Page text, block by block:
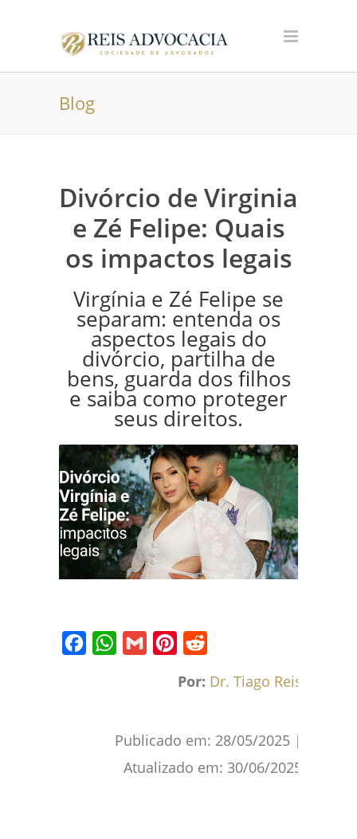
Blog
Divórcio de Virginia
e Zé Felipe: Quais
os impactos legais
Virgínia e Zé Felipe se
separam: entenda os
aspectos legais do
divórcio, partilha de
bens, guarda dos filhos
e saiba como proteger
seus direitos.
Por: Dr. Tiago Reis
Publicado em: 28/05/2025 |
Atualizado em: 30/06/2025